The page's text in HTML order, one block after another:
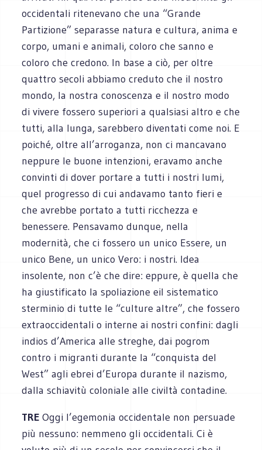
occidentali ritenevano che una “Grande
Partizione” separasse natura e cultura, anima e
corpo, umani e animali, coloro che sanno e
coloro che credono. In base a ciò, per oltre
quattro secoli abbiamo creduto che il nostro
mondo, la nostra conoscenza e il nostro modo
di vivere fossero superiori a qualsiasi altro e che
tutti, alla lunga, sarebbero diventati come noi. E
poiché, oltre all’arroganza, non ci mancavano
neppure le buone intenzioni, eravamo anche
convinti di dover portare a tutti i nostri lumi,
quel progresso di cui andavamo tanto fieri e
che avrebbe portato a tutti ricchezza e
benessere. Pensavamo dunque, nella
modernità, che ci fossero un unico Essere, un
unico Bene, un unico Vero: i nostri. Idea
insolente, non c’è che dire: eppure, è quella che
ha giustificato la spoliazione eil sistematico
sterminio di tutte le “culture altre”, che fossero
extraoccidentali o interne ai nostri confini: dagli
indios d’America alle streghe, dai pogrom
contro i migranti durante la “conquista del
West” agli ebrei d’Europa durante il nazismo,
dalla schiavitù coloniale alle civiltà contadine.
TREOggi l’egemonia occidentale non persuade
più nessuno: nemmeno gli occidentali. Ci è